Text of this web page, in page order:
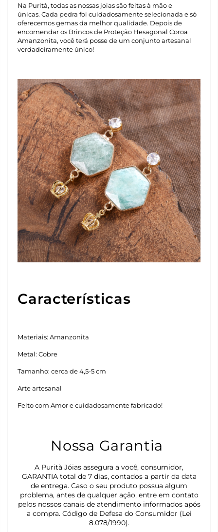
Na Purità, todas as nossas joias são feitas à mão e
únicas. Cada pedra foi cuidadosamente selecionada e só
oferecemos gemas da melhor qualidade. Depois de
encomendar os Brincos de Proteção Hesagonal Coroa
Amanzonita, você terá posse de um conjunto artesanal
verdadeiramente único!
Características
Materiais: Amanzonita
Metal: Cobre
Tamanho: cerca de 4,5-5 cm
Arte artesanal
Feito com Amor e cuidadosamente fabricado!
Nossa Garantia
A Purità Jóias assegura a você, consumidor,
GARANTIA total de 7 dias, contados a partir da data
de entrega. Caso o seu produto possua algum
problema, antes de qualquer ação, entre em contato
pelos nossos canais de atendimento informados após
a compra. Código de Defesa do Consumidor (Lei
8.078/1990).